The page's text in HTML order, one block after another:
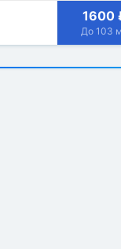
1600
До 103